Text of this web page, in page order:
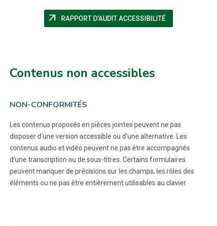
arrow_outward RAPPORT D’AUDIT ACCESSIBILITÉ(NOUVELLE
Contenus non accessibles
NON-CONFORMITÉS
Les contenus proposés en pièces jointes peuvent ne pas
disposer d'une version accessible ou d'une alternative. Les
contenus audio et vidéo peuvent ne pas être accompagnés
d'une transcription ou de sous-titres. Certains formulaires
peuvent manquer de précisions sur les champs, les rôles des
éléments ou ne pas être entièrement utilisables au clavier.